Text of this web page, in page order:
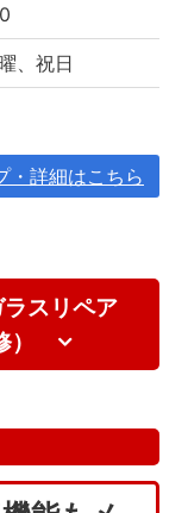
、祝日
・詳細はこちら
スリペア
）